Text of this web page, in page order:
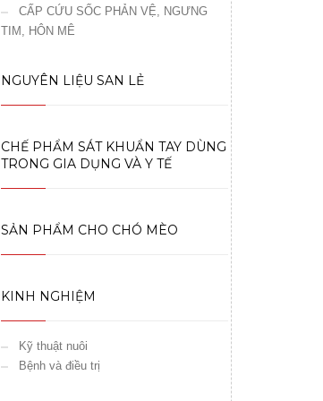
CẤP CỨU SỐC PHẢN VỆ, NGƯNG
TIM, HÔN MÊ
NGUYÊN LIỆU SAN LẺ
CHẾ PHẨM SÁT KHUẨN TAY DÙNG
TRONG GIA DỤNG VÀ Y TẾ
SẢN PHẨM CHO CHÓ MÈO
KINH NGHIỆM
Kỹ thuật nuôi
Bệnh và điều trị